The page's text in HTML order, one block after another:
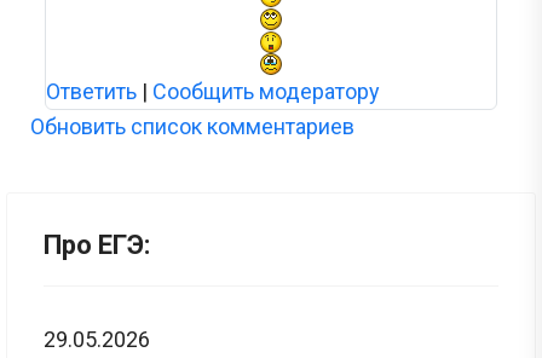
Ответить | Сообщить модератору
Обновить список комментариев
Про ЕГЭ:
29.05.2026